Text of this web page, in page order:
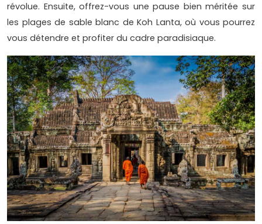
révolue. Ensuite, offrez-vous une pause bien méritée sur
les plages de sable blanc de Koh Lanta, où vous pourrez
vous détendre et profiter du cadre paradisiaque.